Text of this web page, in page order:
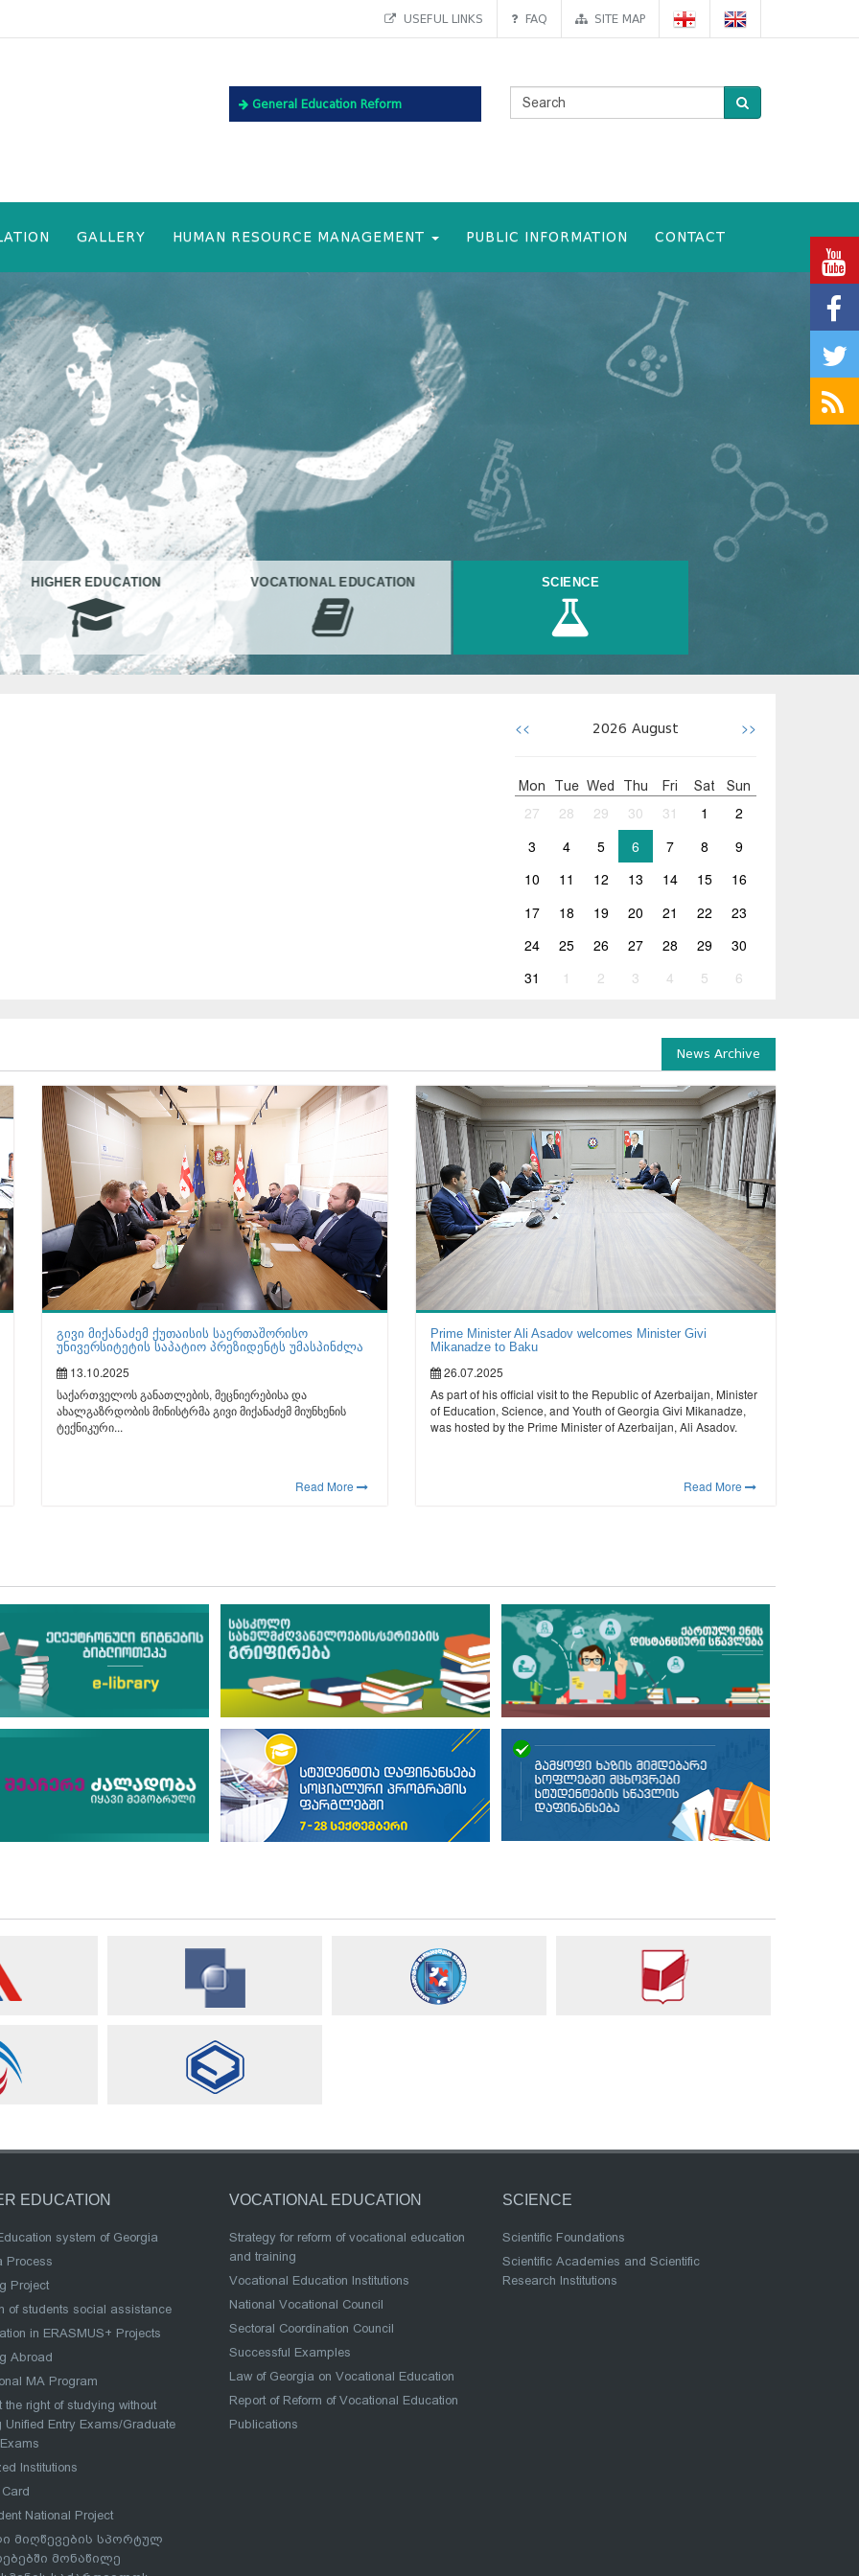
USEFUL LINKS FAQ SITE MAP
General Education Reform
GALLERY HUMAN RESOURCE MANAGEMENT PUBLIC INFORMATION CONTACT
HIGHER EDUCATION VOCATIONAL EDUCATION SCIENCE
<< 2026 August >>
Mon Tue Wed Thu Fri Sat Sun
27 28 29 30 31 1
2
3
4 5 6 7 8
9
10
11 12 13 14 15
16
17
18 19 20 21 22
23
24
25 26 27 28 29
30
31
1 2 3 4 5 6
News Archive
გივი მიქანაძემ ქუთაისის საერთაშორისო
უნივერსიტეტის საპატიო პრეზიდენტს უმასპინძლა
13.10.2025
საქართველოს განათლების, მეცნიერებისა და
ახალგაზრდობის მინისტრმა გივი მიქანაძემ მიუნხენის
ტექნიკური...
Read More
Prime Minister Ali Asadov welcomes Minister Givi
Mikanadze to Baku
26.07.2025
As part of his official visit to the Republic of Azerbaijan, Minister
of Education, Science, and Youth of Georgia Givi Mikanadze,
was hosted by the Prime Minister of Azerbaijan, Ali Asadov.
Read More
EDUCATION
system of Georgia
Process
Project
of students social assistance
in ERASMUS+ Projects
Abroad
MA Program
the right of studying without
Unified Entry Exams/Graduate
Institutions
National Project
მიღწევების სპორტულ
მონაწილე
VOCATIONAL EDUCATION
Strategy for reform of vocational education
and training
Vocational Education Institutions
National Vocational Council
Sectoral Coordination Council
Successful Examples
Law of Georgia on Vocational Education
Report of Reform of Vocational Education
Publications
SCIENCE
Scientific Foundations
Scientific Academies and Scientific
Research Institutions